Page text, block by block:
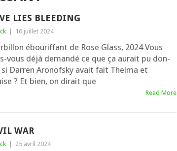
LIES BLEEDING
16 juillet 2024
ébou­rif­fant de Rose Glass, 2024 Vous
vous déjà deman­dé ce que ça aurait pu don­
si Darren Aronofsky avait fait Thelma et
? Et bien, on dirait que
Read More
WAR
25 avril 2024